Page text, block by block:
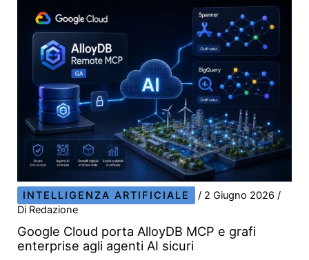
INTELLIGENZA ARTIFICIALE / 2 Giugno 2026/
Di Redazione
Google Cloud porta AlloyDB MCP e grafi
enterprise agli agenti AI sicuri